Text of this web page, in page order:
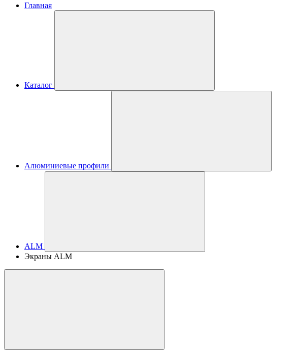
Главная
Каталог
Алюминиевые профили
ALM
Экраны ALM